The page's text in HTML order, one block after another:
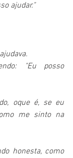
ajudar."
"Eu posso
oque é, se eu
me sinto na
honesta, como